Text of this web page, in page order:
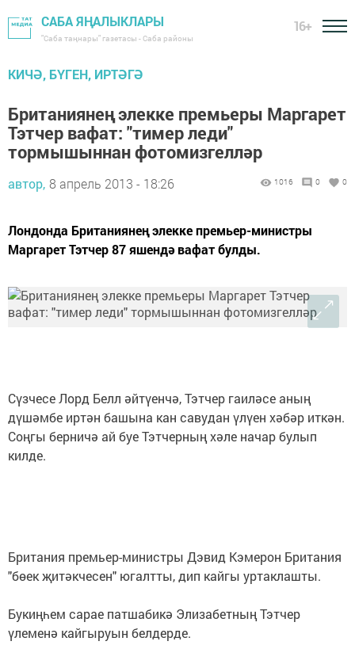
САБА ЯҢАЛЫКЛАРЫ
"Саба таңнары" газетасы - Саба районы
16+
КИЧӘ, БҮГЕН, ИРТӘГӘ
Британиянең элекке премьеры Маргарет
Тэтчер вафат: "тимер леди"
тормышыннан фотомизгелләр
автор, 8 апрель 2013 - 18:26 1016 0 0
Лондонда Британиянең элекке премьер-министры
Маргарет Тэтчер 87 яшендә вафат булды.
Сүзчесе Лорд Белл әйтүенчә, Тэтчер гаиләсе аның
дүшәмбе иртән башына кан савудан үлүен хәбәр иткән.
Соңгы берничә ай буе Тэтчерның хәле начар булып
килде.
Британия премьер-министры Дэвид Кэмерон Британия
"бөек җитәкчесен" югалтты, дип кайгы уртаклашты.
Букиңһем сарае патшабикә Элизабетның Тэтчер
үлеменә кайгыруын белдерде.